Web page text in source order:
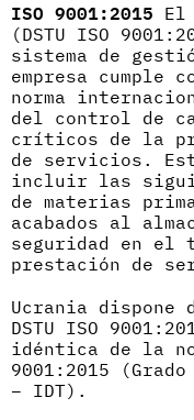
ISO 9001:2015 El
(DSTU ISO
sistema de
empresa
norma
del control de
críticos de la
de servicios.
incluir las
de materias
acabados al
seguridad en el
prestación de
Ucrania dispone
DSTU ISO
idéntica de la
9001:2015
– IDT).